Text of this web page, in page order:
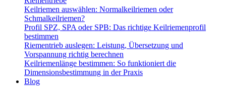
Keilriemen auswählen: Normalkeilriemen oder
Schmalkeilriemen?
Profil SPZ, SPA oder SPB: Das richtige Keilriemenprofil
bestimmen
Riementrieb auslegen: Leistung, Übersetzung und
Vorspannung richtig berechnen
Keilriemenlänge bestimmen: So funktioniert die
Dimensionsbestimmung in der Praxis
Blog